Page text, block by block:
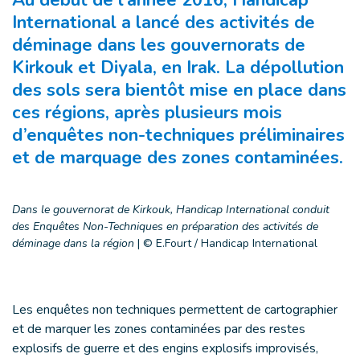
International a lancé des activités de
déminage dans les gouvernorats de
Kirkouk et Diyala, en Irak. La dépollution
des sols sera bientôt mise en place dans
ces régions, après plusieurs mois
d’enquêtes non-techniques préliminaires
et de marquage des zones contaminées.
Dans le gouvernorat de Kirkouk, Handicap International conduit
des Enquêtes Non-Techniques en préparation des activités de
déminage dans la région | © E.Fourt / Handicap International
Les enquêtes non techniques permettent de cartographier
et de marquer les zones contaminées par des restes
explosifs de guerre et des engins explosifs improvisés,